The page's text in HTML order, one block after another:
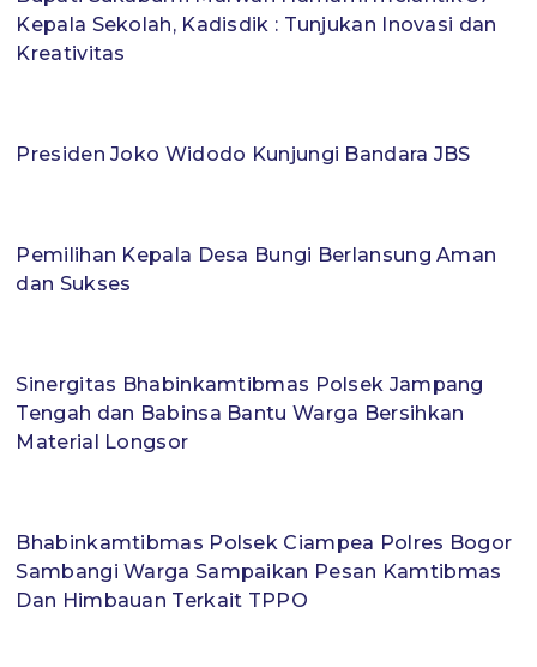
Kepala Sekolah, Kadisdik : Tunjukan Inovasi dan
Kreativitas
Presiden Joko Widodo Kunjungi Bandara JBS
Pemilihan Kepala Desa Bungi Berlansung Aman
dan Sukses
Sinergitas Bhabinkamtibmas Polsek Jampang
Tengah dan Babinsa Bantu Warga Bersihkan
Material Longsor
Bhabinkamtibmas Polsek Ciampea Polres Bogor
Sambangi Warga Sampaikan Pesan Kamtibmas
Dan Himbauan Terkait TPPO